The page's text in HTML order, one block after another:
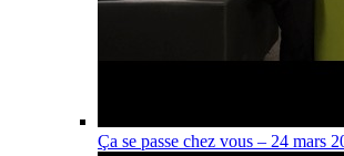
Ça se passe chez vous – 24 mars